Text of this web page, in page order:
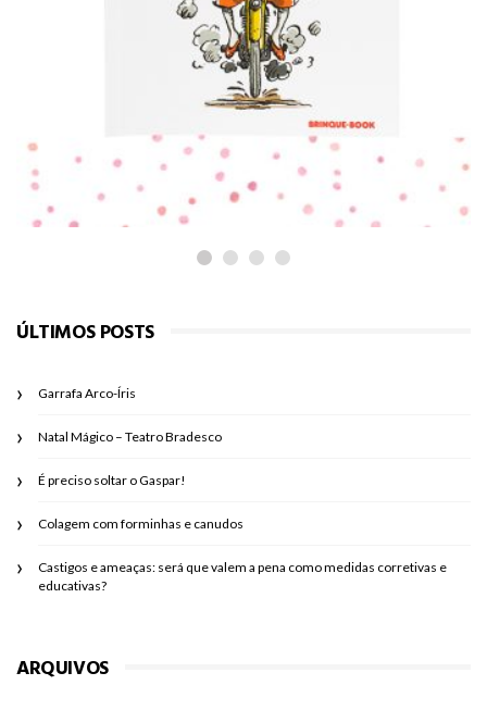
É preciso soltar o Gaspar!
ÚLTIMOS POSTS
Garrafa Arco-Íris
Natal Mágico – Teatro Bradesco
É preciso soltar o Gaspar!
Colagem com forminhas e canudos
Castigos e ameaças: será que valem a pena como medidas corretivas e
educativas?
ARQUIVOS